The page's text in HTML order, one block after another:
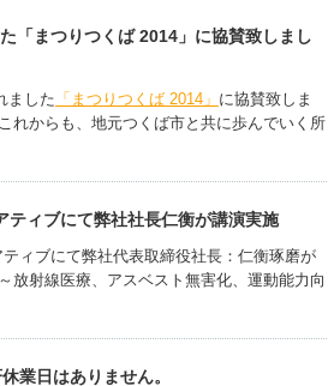
「まつりつくば 2014」に協賛致しまし
ました 「まつりつくば 2014」 に協賛致しま
れからも、地元つくば市と共に歩んでいく所
ィブにて弊社社長仁衡が講演実施
ィブにて弊社代表取締役社長：仁衡琢磨が
放射線医療、アスベスト無害化、運動能力向
業日はありません。